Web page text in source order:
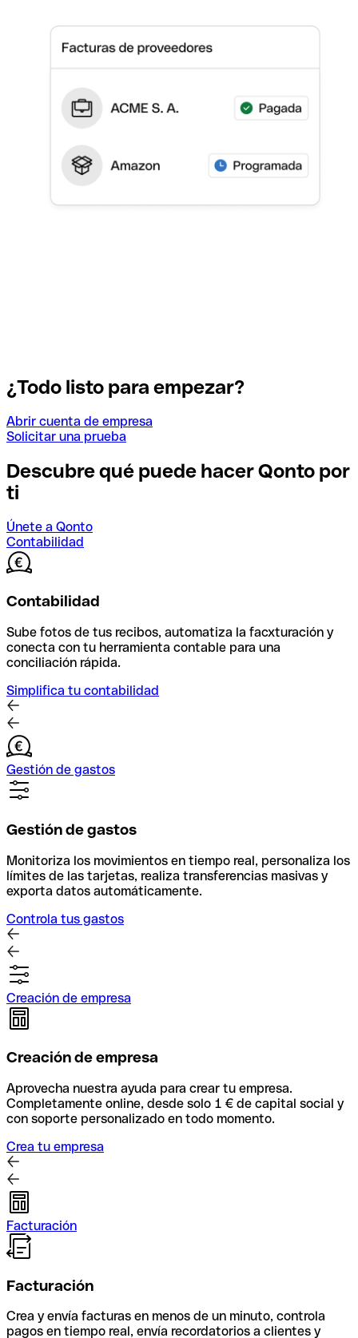
¿Todo listo para empezar?
Abrir cuenta de empresa
Solicitar una prueba
Descubre qué puede hacer Qonto por
ti
Únete a Qonto
Contabilidad
Contabilidad
Sube fotos de tus recibos, automatiza la facxturación y
conecta con tu herramienta contable para una
conciliación rápida.
Simplifica tu contabilidad
Gestión de gastos
Gestión de gastos
Monitoriza los movimientos en tiempo real, personaliza los
límites de las tarjetas, realiza transferencias masivas y
exporta datos automáticamente.
Controla tus gastos
Creación de empresa
Creación de empresa
Aprovecha nuestra ayuda para crear tu empresa.
Completamente online, desde solo 1 € de capital social y
con soporte personalizado en todo momento.
Crea tu empresa
Facturación
Facturación
Crea y envía facturas en menos de un minuto, controla
pagos en tiempo real, envía recordatorios a clientes y